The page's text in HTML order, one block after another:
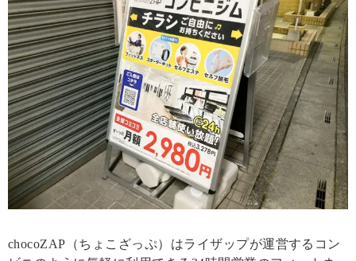
chocoZAP（ちょこざっぷ）はライザップが運営するコン